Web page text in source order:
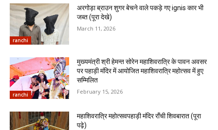
ranchi
अरगोड़ा ब्राउन शुगर बेचने वाले पकड़े गए ignis कार भी
जब्त (पूरा देखे)
March 11, 2026
ranchi
मुख्यमंत्री श्री हेमन्त सोरेन महाशिवरात्रि के पावन अवसर
पर पहाड़ी मंदिर में आयोजित महाशिवरात्रि महोत्सव में हुए
सम्मिलित
February 15, 2026
महाशिवरात्रि महोत्सवपहाड़ी मंदिर राँची शिवबारात (पूरा
पढ़े)